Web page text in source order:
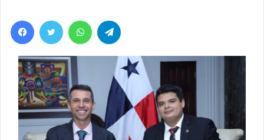
Facebook
Twitter WhatsApp